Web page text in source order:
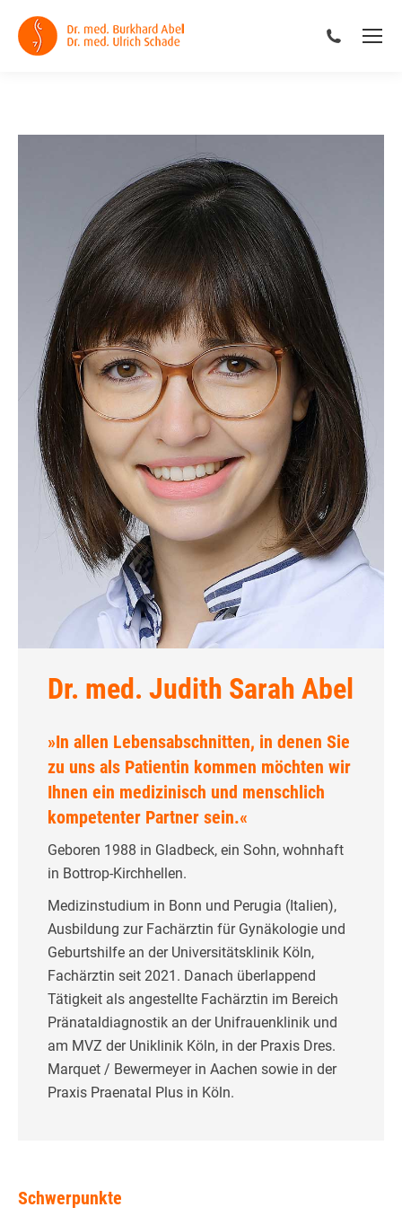
Dr. med. Judith Sarah Abel
»In allen Lebensabschnitten, in denen Sie
zu uns als Patientin kommen möchten wir
Ihnen ein medizinisch und menschlich
kompetenter Partner sein.«
Geboren 1988 in Gladbeck, ein Sohn, wohnhaft
in Bottrop-Kirchhellen.
Medizinstudium in Bonn und Perugia (Italien),
Ausbildung zur Fachärztin für Gynäkologie und
Geburtshilfe an der Universitätsklinik Köln,
Fachärztin seit 2021. Danach überlappend
Tätigkeit als angestellte Fachärztin im Bereich
Pränataldiagnostik an der Unifrauenklinik und
am MVZ der Uniklinik Köln, in der Praxis Dres.
Marquet / Bewermeyer in Aachen sowie in der
Praxis Praenatal Plus in Köln.
Schwerpunkte